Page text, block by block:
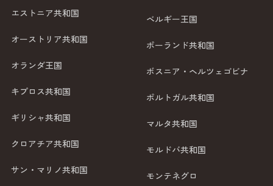
エストニア共和国
オーストリア共和国
オランダ王国
キプロス共和国
ギリシャ共和国
クロアチア共和国
サン・マリノ共和国
ベルギー王国
ポーランド共和国
ボスニア・ヘルツェゴビナ
ポルトガル共和国
マルタ共和国
モルドバ共和国
モンテネグロ